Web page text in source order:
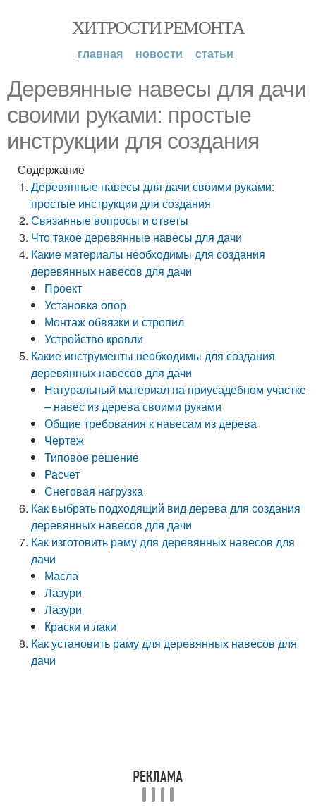
ХИТРОСТИ РЕМОНТА
главная новости статьи
Деревянные навесы для дачи
своими руками: простые
инструкции для создания
Содержание
Деревянные навесы для дачи своими руками:
простые инструкции для создания
Связанные вопросы и ответы
Что такое деревянные навесы для дачи
Какие материалы необходимы для создания
деревянных навесов для дачи
Проект
Установка опор
Монтаж обвязки и стропил
Устройство кровли
Какие инструменты необходимы для создания
деревянных навесов для дачи
Натуральный материал на приусадебном участке
– навес из дерева своими руками
Общие требования к навесам из дерева
Чертеж
Типовое решение
Расчет
Снеговая нагрузка
Как выбрать подходящий вид дерева для создания
деревянных навесов для дачи
Как изготовить раму для деревянных навесов для
дачи
Масла
Лазури
Лазури
Краски и лаки
Как установить раму для деревянных навесов для
дачи